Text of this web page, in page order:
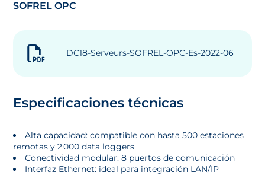
SOFREL OPC
DC18-Serveurs-SOFREL-OPC-Es-2022-06
Especificaciones técnicas
Alta capacidad: compatible con hasta 500 estaciones
remotas y 2 000 data loggers
Conectividad modular: 8 puertos de comunicación
Interfaz Ethernet: ideal para integración LAN/IP